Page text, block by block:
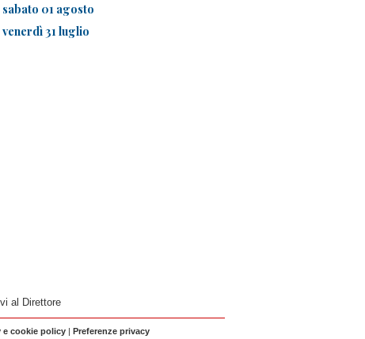
sabato 01 agosto
venerdì 31 luglio
al Direttore
e cookie policy | Preferenze privacy